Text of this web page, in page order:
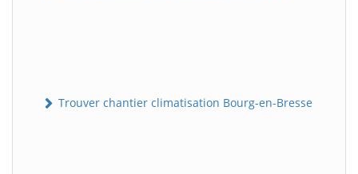
Trouver chantier climatisation Bourg-en-Bresse